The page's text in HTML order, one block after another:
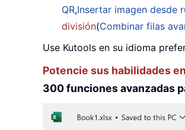
QR,Insertar imagen desde
división(Combinar filas
Use Kutools en su idioma
Potencie sus habilidades
300 funciones avanzadas